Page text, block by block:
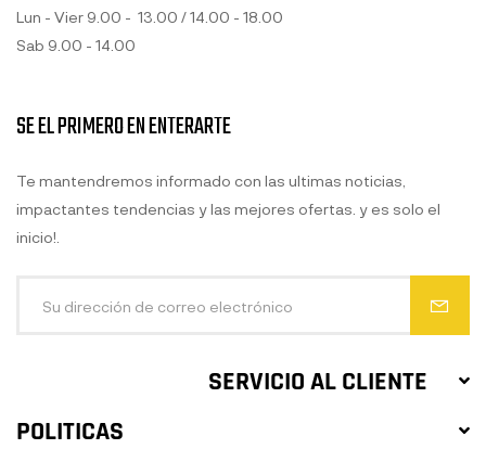
Lun - Vier 9.00 - 13.00 / 14.00 - 18.00
Sab 9.00 - 14.00
SERVICIO AL CLIENTE
POLITICAS
SE EL PRIMERO EN ENTERARTE
Te mantendremos informado con las ultimas noticias,
impactantes tendencias y las mejores ofertas. y es solo el
inicio!.